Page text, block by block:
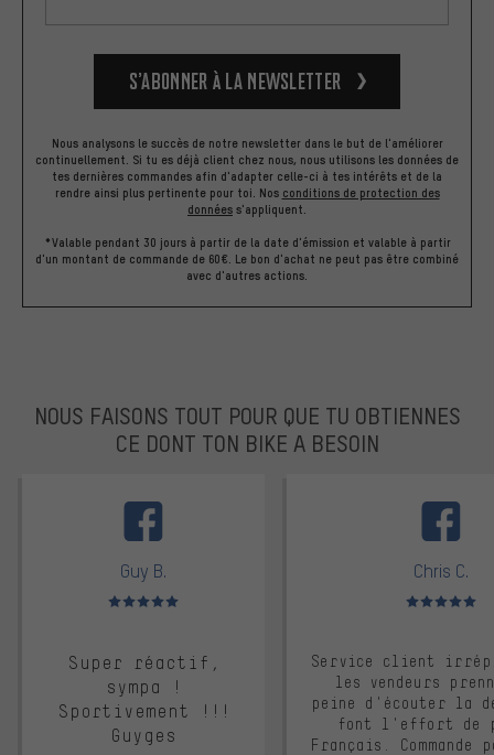
S’abonner à la newsletter
Nous analysons le succès de notre newsletter dans le but de l'améliorer
continuellement. Si tu es déjà client chez nous, nous utilisons les données de
tes dernières commandes afin d'adapter celle-ci à tes intérêts et de la
rendre ainsi plus pertinente pour toi. Nos conditions de protection des
données s'appliquent.
*Valable pendant 30 jours à partir de la date d'émission et valable à partir
d'un montant de commande de 60€. Le bon d'achat ne peut pas être combiné
avec d'autres actions.
NOUS FAISONS TOUT POUR QUE TU OBTIENNES
CE DONT TON BIKE A BESOIN
Guy B.
Note moyenne : 5 sur 5
Super réactif,
sympa !
Sportivement !!!
Guyges
Chris C.
Note moyenne :
Service client
les vendeurs
peine d'écouter la
font l'effort de
Français. Commande